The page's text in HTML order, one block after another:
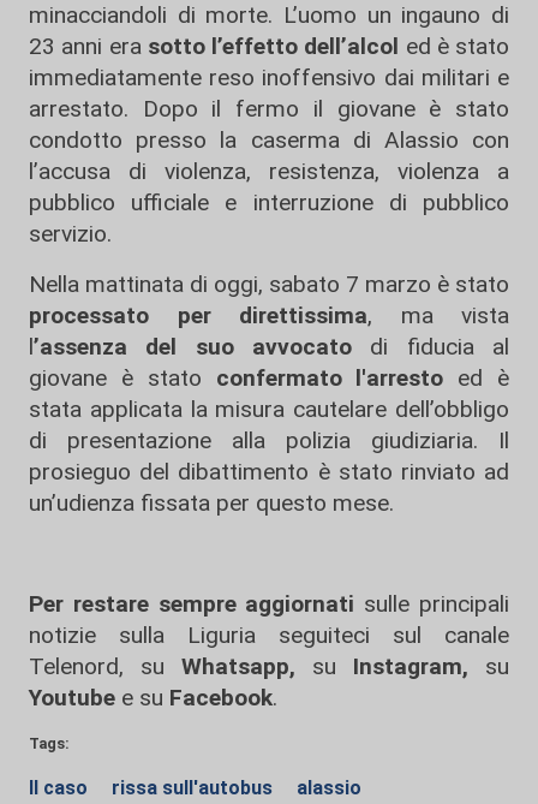
minacciandoli di morte. L’uomo un ingauno di
23 anni era sotto l’effetto dell’alcol ed è stato
immediatamente reso inoffensivo dai militari e
arrestato. Dopo il fermo il giovane è stato
condotto presso la caserma di Alassio con
l’accusa di violenza, resistenza, violenza a
pubblico ufficiale e interruzione di pubblico
servizio.
Nella mattinata di oggi, sabato 7 marzo è stato
processato per direttissima, ma vista
l’assenza del suo avvocato di fiducia al
giovane è stato confermato l'arresto ed è
stata applicata la misura cautelare dell’obbligo
di presentazione alla polizia giudiziaria. Il
prosieguo del dibattimento è stato rinviato ad
un’udienza fissata per questo mese.
Per restare sempre aggiornati sulle principali
notizie sulla Liguria seguiteci sul canale
Telenord, su
Whatsapp, su Instagram, su
Youtube e su Facebook.
Tags:
Il caso rissa sull'autobus alassio